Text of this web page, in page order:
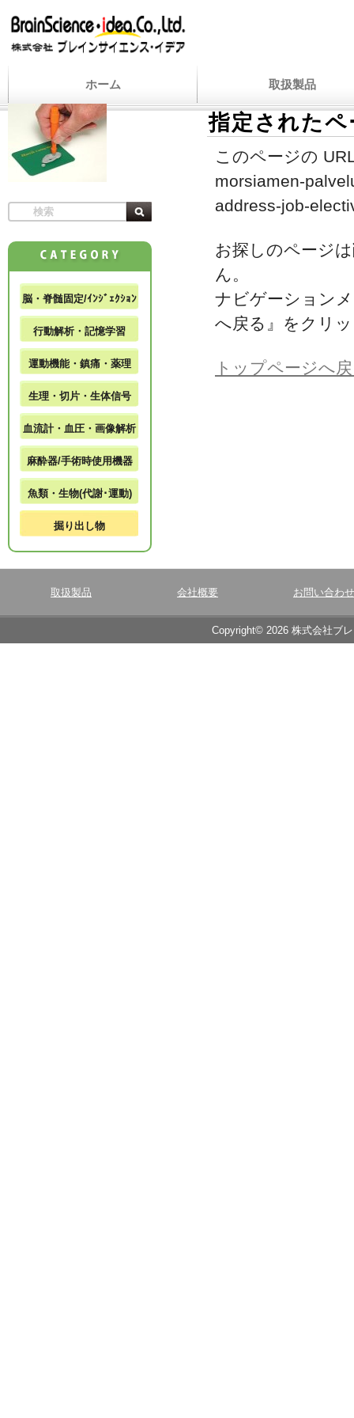
ホーム 取扱製品
指定された
このページの
morsiamen-
address-job-
お探しのページ
ん。
ナビゲーション
へ戻る』をクリ
トップページへ
脳・脊髄固定/ｲﾝｼﾞｪｸｼｮﾝ
行動解析・記憶学習
運動機能・鎮痛・薬理
生理・切片・生体信号
血流計・血圧・画像解析
麻酔器/手術時使用機器
魚類・生物(代謝･運動)
掘り出し物
取扱製品 会社概要 お問い合わせ
Copyright© 2026 株式会社ブ